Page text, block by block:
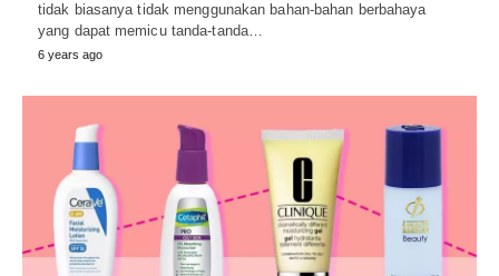
tidak biasanya tidak menggunakan bahan-bahan berbahaya
yang dapat memicu tanda-tanda…
6 years ago